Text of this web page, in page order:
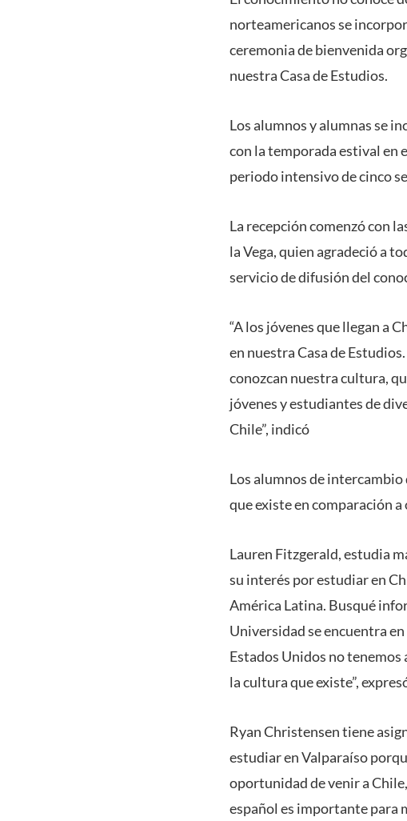
norteamericanos se
ceremonia de bienvenida
nuestra Casa de Estudios.
Los alumnos y alumnas se
con la temporada estival en
periodo intensivo de cinco
La recepción comenzó con
la Vega, quien agradeció a
servicio de difusión del
“A los jóvenes que llegan a
en nuestra Casa de
conozcan nuestra cultura,
jóvenes y estudiantes de
Chile”, indicó
Los alumnos de
que existe en comparación
Lauren Fitzgerald, estudia
su interés por estudiar en
América Latina. Busqué
Universidad se encuentra
Estados Unidos no tenemos
la cultura que existe”,
Ryan Christensen tiene
estudiar en Valparaíso
oportunidad de venir a
español es importante para